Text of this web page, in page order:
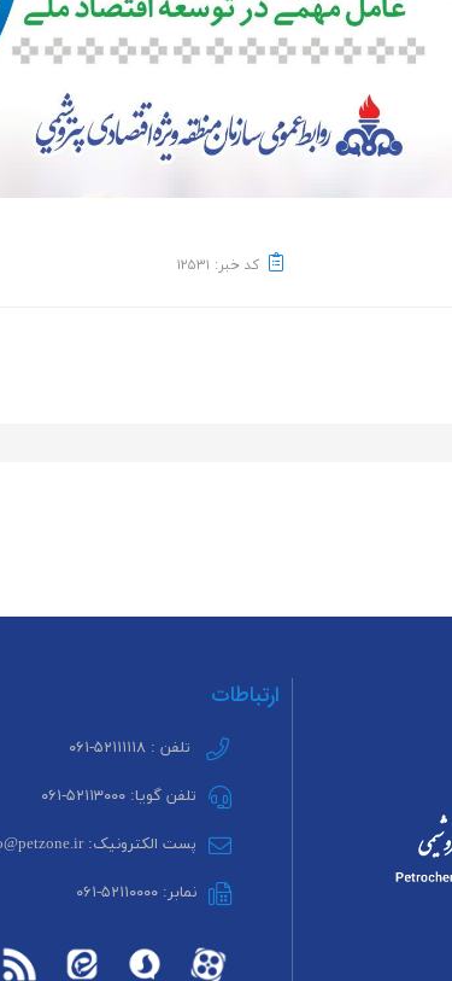
کد خبر: ۱۲۵۳۱
ارتباطات
تلفن : ۵۲۱۱۱۱۱۸-۰۶۱
تلفن گویا: ۵۲۱۱۳۰۰۰-۰۶۱
پست الکترونیک: info@petzone.ir
نمابر: ۵۲۱۱۰۰۰۰-۰۶۱